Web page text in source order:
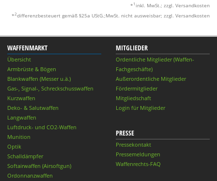
* 1 inkl. MwSt.; zzgl. Versandkosten
*2differenzbesteuert gemäß §25a UStG.;MwSt. nicht ausweisbar; zzgl. Versandkosten
WAFFENMARKT
Übersicht
Armbrüste & Bögen
Blankwaffen (Messer u.ä.)
Gas-, Signal-, Schreckschusswaffen
Kurzwaffen
Deko- & Salutwaffen
Langwaffen
Luftdruck- und CO2-Waffen
Munition
Optik
Schalldämpfer
Softairwaffen (Airsoftgun)
Ordonnanzwaffen
MITGLIEDER
Ordentliche Mitglieder (Waffen-
Fachgeschäfte)
Außerordentliche Mitglieder
Fördermitglieder
Mitgliedschaft
Login für Mitglieder
PRESSE
Pressekontakt
Pressemeldungen
Waffenrechts-FAQ